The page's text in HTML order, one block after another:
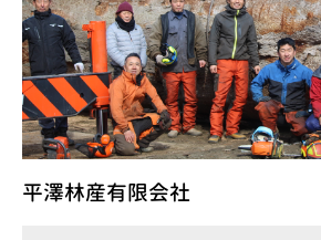
平澤林産有限会社